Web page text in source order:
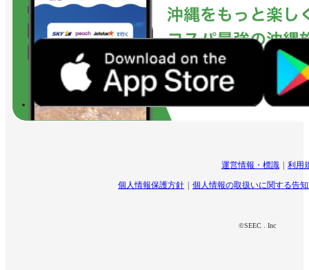
運営情報・標識 利用
個人情報保護方針 個人情報の取扱いに関する告
©SEEC . Inc